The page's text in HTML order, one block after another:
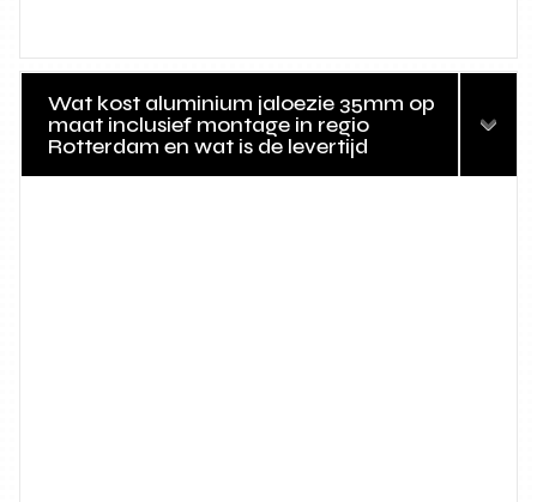
Wat kost aluminium jaloezie 35mm op
maat inclusief montage in regio
Rotterdam en wat is de levertijd